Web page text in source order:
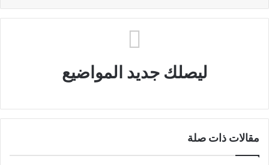
ليصلك جديد المواضيع
مقالات ذات صلة